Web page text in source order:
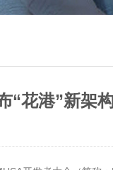
“花港”新架